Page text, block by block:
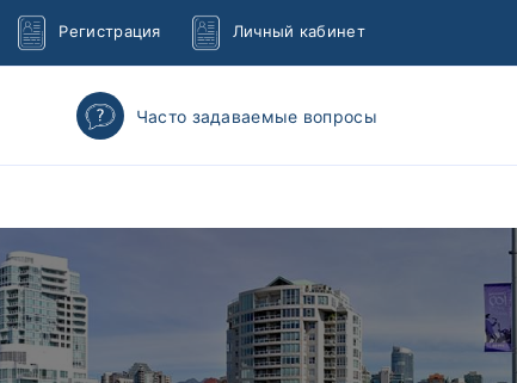
Регистрация Личный кабинет
Часто задаваемые вопросы